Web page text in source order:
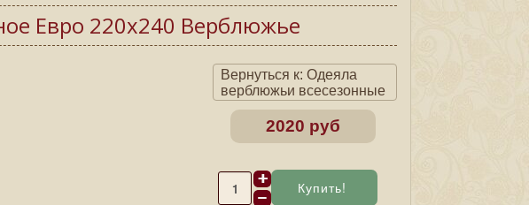
Евро 220х240 Верблюжье
Вернуться к: Одеяла
верблюжьи всесезонные
2020 руб